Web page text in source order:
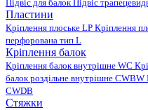
Підвіс для балокПідвіс
Пластини
Кріплення плоське LP Кріплення
перфорована тип L
Кріплення балок
Кріплення балок внутрішне WC
балок роздільне внутрішне CWBW
CWDB
Стяжки